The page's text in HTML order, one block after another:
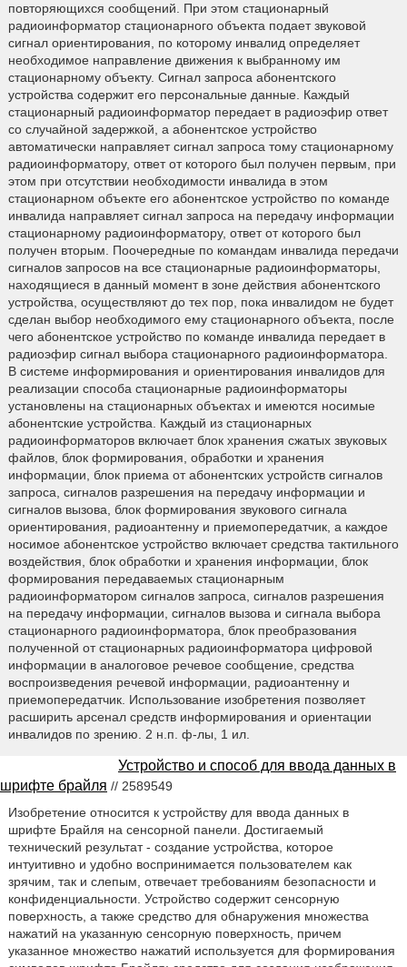
повторяющихся сообщений. При этом стационарный
радиоинформатор стационарного объекта подает звуковой
сигнал ориентирования, по которому инвалид определяет
необходимое направление движения к выбранному им
стационарному объекту. Сигнал запроса абонентского
устройства содержит его персональные данные. Каждый
стационарный радиоинформатор передает в радиоэфир ответ
со случайной задержкой, а абонентское устройство
автоматически направляет сигнал запроса тому стационарному
радиоинформатору, ответ от которого был получен первым, при
этом при отсутствии необходимости инвалида в этом
стационарном объекте его абонентское устройство по команде
инвалида направляет сигнал запроса на передачу информации
стационарному радиоинформатору, ответ от которого был
получен вторым. Поочередные по командам инвалида передачи
сигналов запросов на все стационарные радиоинформаторы,
находящиеся в данный момент в зоне действия абонентского
устройства, осуществляют до тех пор, пока инвалидом не будет
сделан выбор необходимого ему стационарного объекта, после
чего абонентское устройство по команде инвалида передает в
радиоэфир сигнал выбора стационарного радиоинформатора.
В системе информирования и ориентирования инвалидов для
реализации способа стационарные радиоинформаторы
установлены на стационарных объектах и имеются носимые
абонентские устройства. Каждый из стационарных
радиоинформаторов включает блок хранения сжатых звуковых
файлов, блок формирования, обработки и хранения
информации, блок приема от абонентских устройств сигналов
запроса, сигналов разрешения на передачу информации и
сигналов вызова, блок формирования звукового сигнала
ориентирования, радиоантенну и приемопередатчик, а каждое
носимое абонентское устройство включает средства тактильного
воздействия, блок обработки и хранения информации, блок
формирования передаваемых стационарным
радиоинформатором сигналов запроса, сигналов разрешения
на передачу информации, сигналов вызова и сигнала выбора
стационарного радиоинформатора, блок преобразования
полученной от стационарных радиоинформатора цифровой
информации в аналоговое речевое сообщение, средства
воспроизведения речевой информации, радиоантенну и
приемопередатчик. Использование изобретения позволяет
расширить арсенал средств информирования и ориентации
инвалидов по зрению. 2 н.п. ф-лы, 1 ил.
Устройство и способ для ввода данных в
шрифте брайля // 2589549
Изобретение относится к устройству для ввода данных в
шрифте Брайля на сенсорной панели. Достигаемый
технический результат - создание устройства, которое
интуитивно и удобно воспринимается пользователем как
зрячим, так и слепым, отвечает требованиям безопасности и
конфиденциальности. Устройство содержит сенсорную
поверхность, а также средство для обнаружения множества
нажатий на указанную сенсорную поверхность, причем
указанное множество нажатий используется для формирования